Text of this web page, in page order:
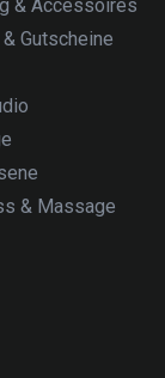
& Accessoires
Gutscheine
& Massage